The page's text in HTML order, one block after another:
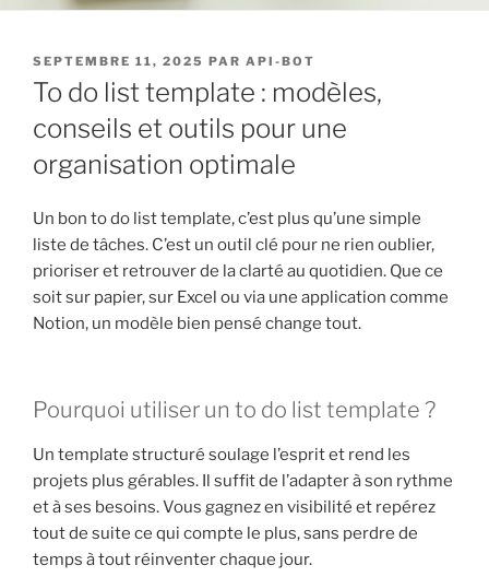
PUBLIÉ
LE
SEPTEMBRE 11, 2025 PAR API-BOT
To do list template : modèles,
conseils et outils pour une
organisation optimale
Un bon to do list template, c’est plus qu’une simple
liste de tâches. C’est un outil clé pour ne rien oublier,
prioriser et retrouver de la clarté au quotidien. Que ce
soit sur papier, sur Excel ou via une application comme
Notion, un modèle bien pensé change tout.
Pourquoi utiliser un to do list template ?
Un template structuré soulage l’esprit et rend les
projets plus gérables. Il suffit de l’adapter à son rythme
et à ses besoins. Vous gagnez en visibilité et repérez
tout de suite ce qui compte le plus, sans perdre de
temps à tout réinventer chaque jour.